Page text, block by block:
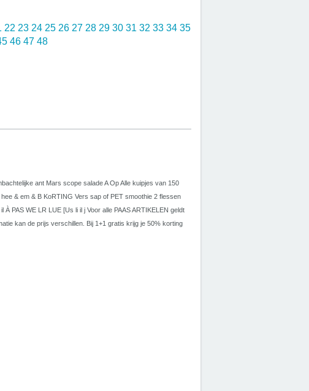
22 23 24 25 26 27 28 29 30 31 32 33 34 35
46 47 48
ant Mars scope salade A Op Alle kuipjes van 150
& em & B KoRTING Vers sap of PET smoothie 2 flessen
PAS WE LR LUE [Us li il j Voor alle PAAS ARTIKELEN geldt
kan de prijs verschillen. Bij 1+1 gratis krijg je 50% korting